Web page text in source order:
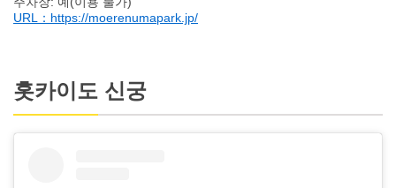
URL：https://moerenumapark.jp/
홋카이도 신궁